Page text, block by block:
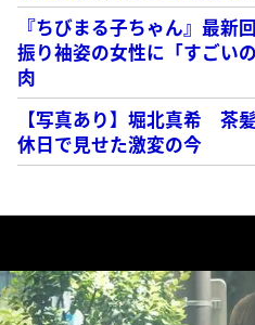
『ちびまる子ちゃん』最
振り袖姿の女性に「すごい
肉
【写真あり】堀北真希 茶
休日で見せた激変の今